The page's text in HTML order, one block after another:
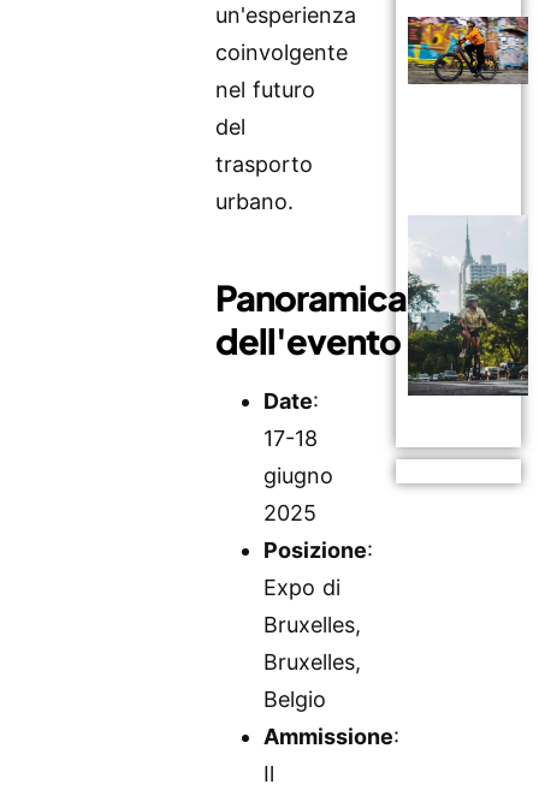
un'esperienza
coinvolgente
nel futuro
del
trasporto
urbano.
Panoramica
dell'evento
Date:
17-18
giugno
2025
Posizione:
Expo di
Bruxelles,
Bruxelles,
Belgio
Ammissione:
Il